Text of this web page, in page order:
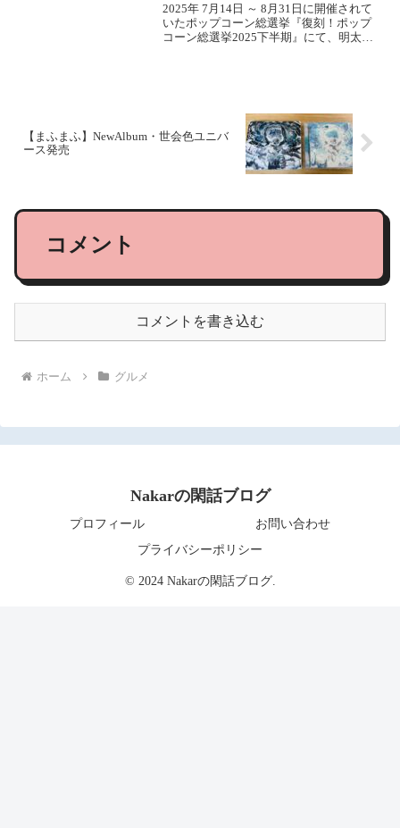
2025年 7月14日 ～ 8月31日に開催されて
いたポップコーン総選挙『復刻！ポップ
コーン総選挙2025下半期』にて、明太子
【まふまふ】NewAlbum・世会色ユニバ
ース発売
コメント
コメントを書き込む
ホーム グルメ
Nakarの閑話ブログ
プロフィール
お問い合わせ
プライバシーポリシー
© 2024 Nakarの閑話ブログ.